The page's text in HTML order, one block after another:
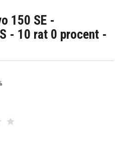
150 SE -
- 10 rat 0 procent -